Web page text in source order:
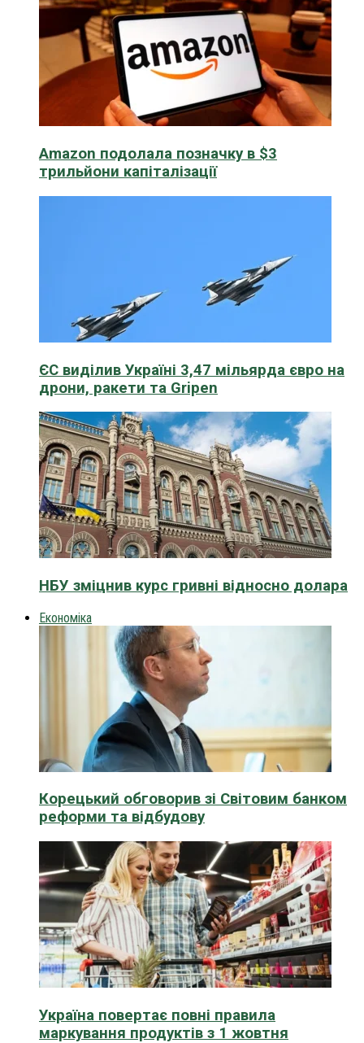
Amazon подолала позначку в $3
трильйони капіталізації
ЄС виділив Україні 3,47 мільярда євро на
дрони, ракети та Gripen
НБУ зміцнив курс гривні відносно долара
Економіка
Корецький обговорив зі Світовим банком
реформи та відбудову
Україна повертає повні правила
маркування продуктів з 1 жовтня